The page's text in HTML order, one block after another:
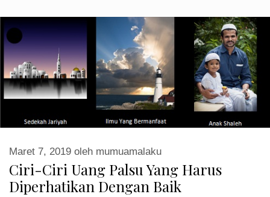
Ciri-Ciri Uang Palsu Yang Harus
Diperhatikan Dengan Baik
Maret 7, 2019 oleh mumuamalaku